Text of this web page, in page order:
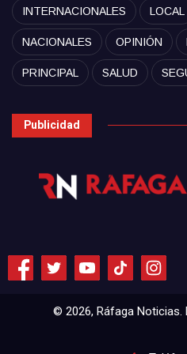
INTERNACIONALES LOCAL
NACIONALES OPINIÓN
PRINCIPAL SALUD
Publicidad
© 2026, Ráfaga Noticias.